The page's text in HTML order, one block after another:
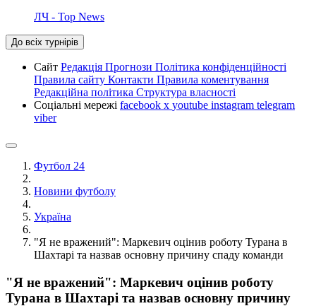
ЛЧ - Top News
До всіх турнірів
Сайт Редакція Прогнози Політика конфіденційності
Правила сайту Контакти Правила коментування
Редакційна політика Структура власності
Соціальні мережі facebook x youtube instagram telegram
viber
Футбол 24
Новини футболу
Україна
"Я не вражений": Маркевич оцінив роботу Турана в
Шахтарі та назвав основну причину спаду команди
"Я не вражений": Маркевич оцінив роботу
Турана в Шахтарі та назвав основну причину